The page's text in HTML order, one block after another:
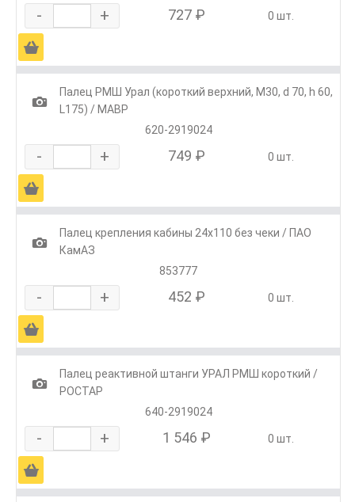
- + 727 ₽ 0 шт.
Ä
1
Палец РМШ Урал (короткий верхний, М30, d 70, h 60,
L175) / МАВР
620-2919024
- + 749 ₽ 0 шт.
Ä
1
Палец крепления кабины 24х110 без чеки / ПАО
КамАЗ
853777
- + 452 ₽ 0 шт.
Ä
1
Палец реактивной штанги УРАЛ РМШ короткий /
РОСТАР
640-2919024
- + 1 546 ₽ 0 шт.
Ä